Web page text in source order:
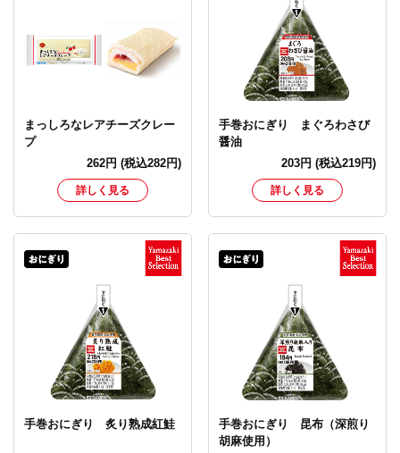
まっしろなレアチーズクレー
プ
262円(税込282円)
詳しく見る
手巻おにぎり まぐろわさび
醤油
203円(税込219円)
詳しく見る
手巻おにぎり 炙り熟成紅鮭
手巻おにぎり 昆布（深煎り
胡麻使用）